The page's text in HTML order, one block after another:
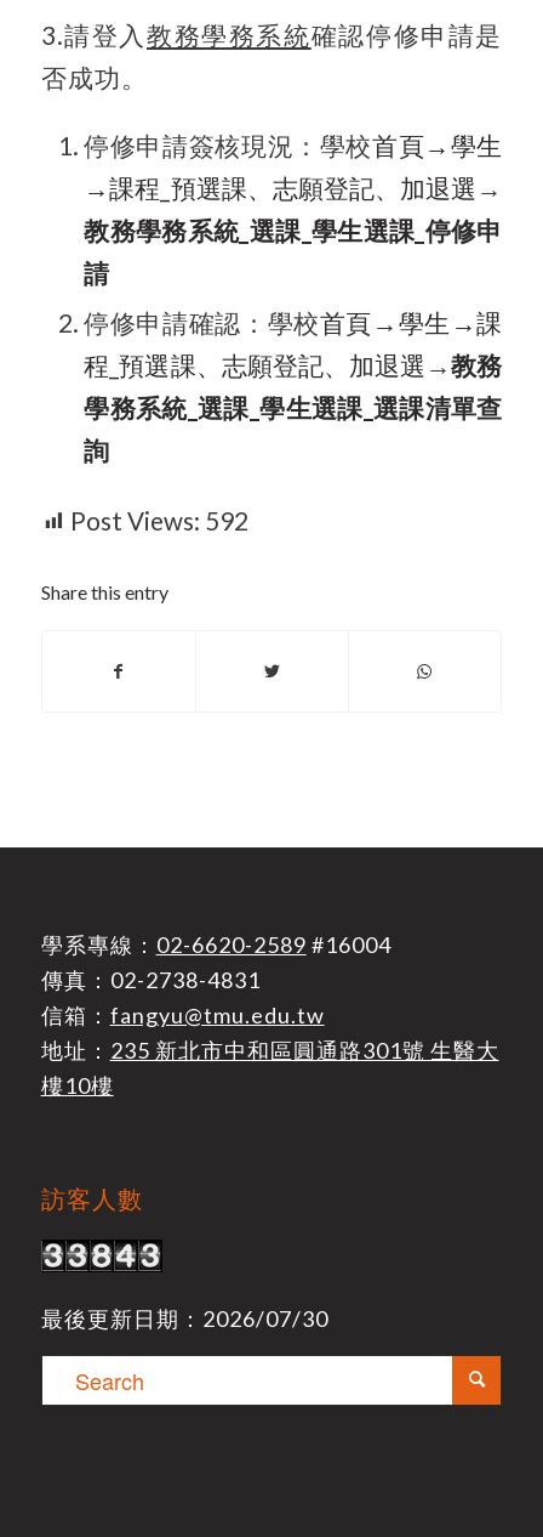
3.請登入教務學務系統確認停修申請是
否成功。
停修申請簽核現況：學校首頁→ 學生
→課程_ 預選課、志願登記、加退選 →
教務學務系統_選課_學生選課_停修申
請
停修申請確認：學校首頁→ 學生→課
程_預選課、志願登記、加退選 →教務
學務系統_選課_學生選課_選課清單查
詢
Post Views: 592
Share this entry
學系專線： 02-6620-2589 #16004
傳真：02-2738-4831
信箱： fangyu@tmu.edu.tw
地址： 235 新北市中和區圓通路301號 生醫大
樓10樓
訪客人數
最後更新日期：2026/07/30